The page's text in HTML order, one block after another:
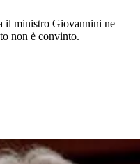
il ministro Giovannini ne
non è convinto.